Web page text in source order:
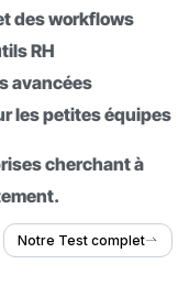
des workflows
RH
avancées
les petites équipes
cherchant à
Notre Test complet